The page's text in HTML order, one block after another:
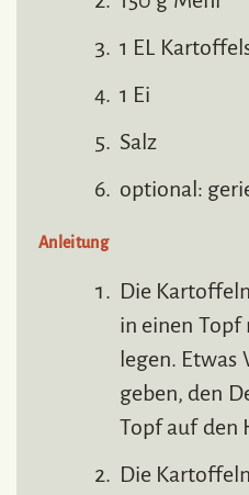
1 EL
1 Ei
Salz
optional:
Anleitung
Die
in einen
legen. Etwas
geben, den
Topf auf den
Die